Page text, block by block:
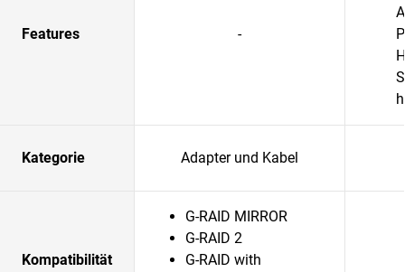
Features -
Kategorie Adapter und Kabel
Kompatibilität
G-RAID MIRROR
G-RAID 2
G-RAID with